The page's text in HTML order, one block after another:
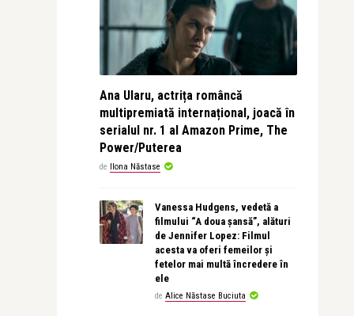
Ana Ularu, actrița româncă
multipremiată internațional, joacă în
serialul nr. 1 al Amazon Prime, The
Power/Puterea
de Ilona Năstase
Vanessa Hudgens, vedetă a
filmului “A doua șansă”, alături
de Jennifer Lopez: Filmul
acesta va oferi femeilor și
fetelor mai multă încredere în
ele
de Alice Năstase Buciuta